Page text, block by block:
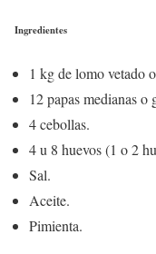
Ingredientes
1 kg de lomo vetado
12 papas medianas o
4 cebollas.
4 u 8 huevos (1 o 2
Sal.
Aceite.
Pimienta.